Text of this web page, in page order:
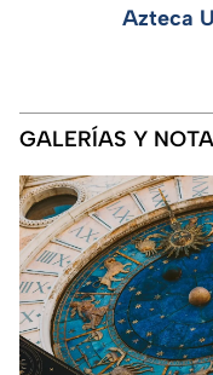
Azteca
GALERÍAS Y